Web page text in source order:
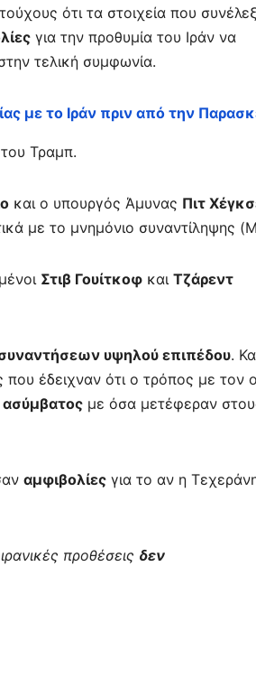
ότι τα στοιχεία που
για την προθυμία του Ιράν να
τελική συμφωνία.
με το Ιράν πριν από την
Τραμπ.
και ο υπουργός Άμυνας Πιτ
με το μνημόνιο συναντίληψης
Στιβ Γουίτκοφ και Τζάρεντ
υψηλού επιπέδου.
έδειχναν ότι ο τρόπος με τον
ασύμβατος με όσα μετέφεραν
αμφιβολίες για το αν η
προθέσεις δεν